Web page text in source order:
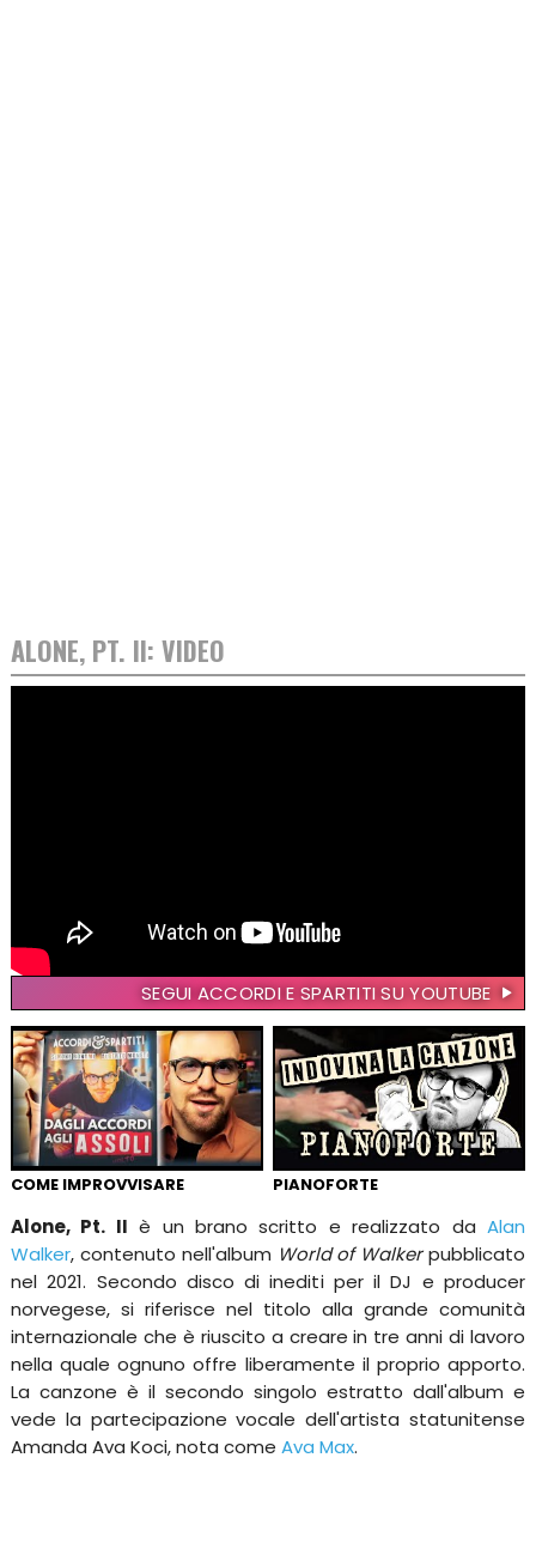
ALONE, PT. II: VIDEO
SEGUI ACCORDI E SPARTITI SU YOUTUBE
COME IMPROVVISARE PIANOFORTE
Alone, Pt. II è un brano scritto e realizzato daAlan
Walker, contenuto nell'album World of Walkerpubblicato
nel 2021. Secondo disco di inediti per il DJ e producer
norvegese, si riferisce nel titolo alla grande comunità
internazionale che è riuscito a creare in tre anni di lavoro
nella quale ognuno offre liberamente il proprio apporto.
La canzone è il secondo singolo estratto dall'album e
vede la partecipazione vocale dell'artista statunitense
Amanda Ava Koci, nota come Ava Max.